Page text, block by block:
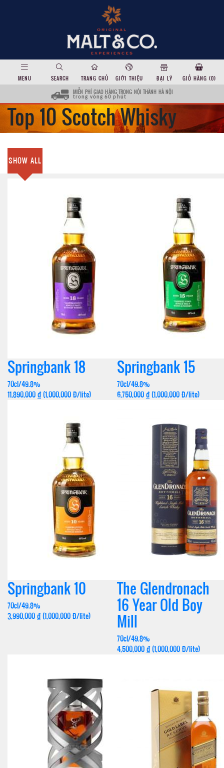
MENU SEARCH TRANG CHỦ GIỚI THIỆU ĐẠI LÝ GIỎ HÀNG (0)
MIỄN PHÍ GIAO HÀNG TRONG NỘI THÀNH HÀ NỘI
trong vòng 60 phút
Top 10 Scotch Whisky
SHOW ALL
Springbank 18
70cl/49.8%
11,890,000 đ (1,000,000 Đ/lite)
Springbank 15
70cl/49.8%
6,750,000 đ (1,000,000 Đ/lite)
Springbank 10
70cl/49.8%
3,990,000 đ (1,000,000 Đ/lite)
The Glendronach
16 Year Old Boy
Mill
70cl/49.8%
4,500,000 đ (1,000,000 Đ/lite)